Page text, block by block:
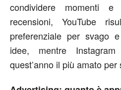
condividere momenti
recensioni, YouTube
preferenziale per svago
idee, mentre
quest’anno il più amato